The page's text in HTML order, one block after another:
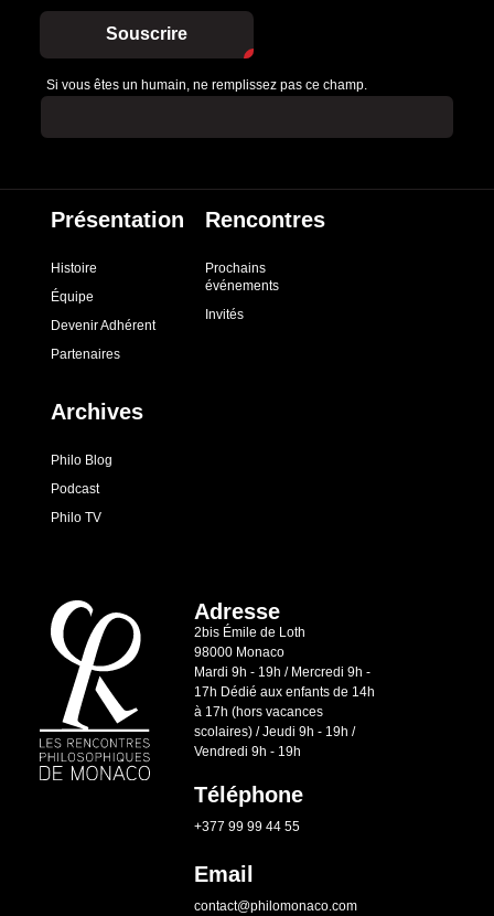
Souscrire
Si vous êtes un humain, ne remplissez pas ce champ.
Présentation
Histoire
Équipe
Devenir Adhérent
Partenaires
Rencontres
Prochains
événements
Invités
Archives
Philo Blog
Podcast
Philo TV
Adresse
2bis Émile de Loth
98000 Monaco
Mardi 9h - 19h / Mercredi 9h -
17h Dédié aux enfants de 14h
à 17h (hors vacances
scolaires) / Jeudi 9h - 19h /
Vendredi 9h - 19h
Téléphone
+377 99 99 44 55
Email
contact@philomonaco.com